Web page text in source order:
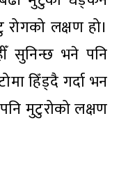
लक्षण हो।
सुनिन्छ भने पनि
हिँड्दै गर्दा भन
मुटुरोको लक्षण